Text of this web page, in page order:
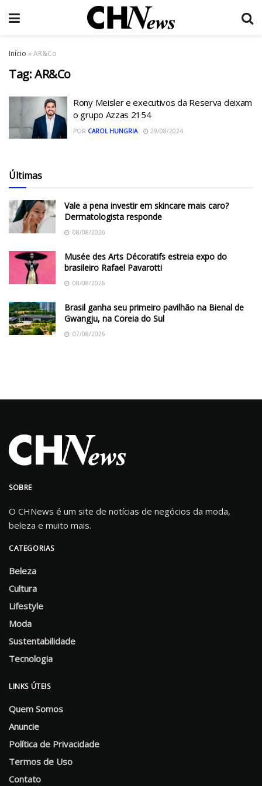
Início »AR&Co
Tag:AR&Co
Rony Meisler e executivos da Reserva deixam
o grupo Azzas 2154
POR CAROL HUNGRIA 29/08/2024
Últimas
Vale a pena investir em skincare mais caro?
Dermatologista responde
08/08/2026
Musée des Arts Décoratifs estreia expo do
brasileiro Rafael Pavarotti
08/08/2026
Brasil ganha seu primeiro pavilhão na Bienal de
Gwangju, na Coreia do Sul
07/08/2026
SOBRE
O CHNews é um site de notícias de negócios da moda,
beleza e muito mais.
CATEGORIAS
Beleza
Cultura
Lifestyle
Moda
Sustentabilidade
Tecnologia
LINKS ÚTEIS
Quem Somos
Anuncie
Política de Privacidade
Termos de Uso
Contato